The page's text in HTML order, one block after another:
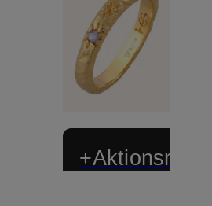
+Aktionsrabatt